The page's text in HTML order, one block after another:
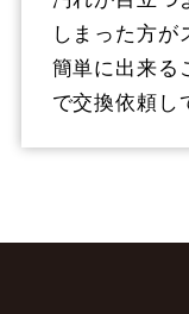
しまった方が
簡単に出来る
で交換依頼し